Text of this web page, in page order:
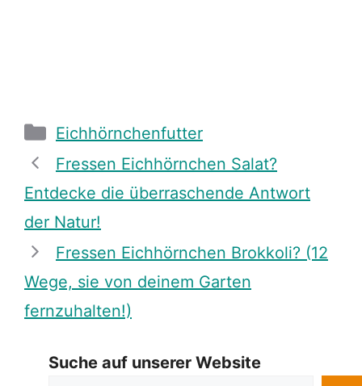
Categories
Eichhörnchenfutter
Fressen Eichhörnchen Salat?
Entdecke die überraschende Antwort
der Natur!
Fressen Eichhörnchen Brokkoli? (12
Wege, sie von deinem Garten
fernzuhalten!)
Suche auf unserer Website